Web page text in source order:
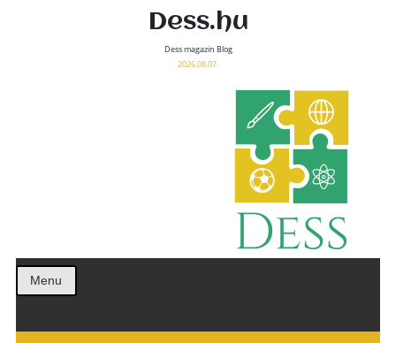
Dess.hu
Dess magazin Blog
2026.08.07.
Menu